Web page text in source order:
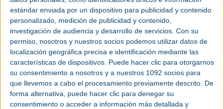
estándar enviada por un dispositivo para publicidad y contenido
personalizado, medición de publicidad y contenido,
investigación de audiencia y desarrollo de servicios. Con su
permiso, nosotros y nuestros socios podemos utilizar datos de
localización geográfica precisa e identificación mediante las
características de dispositivos. Puede hacer clic para otorgarnos
su consentimiento a nosotros y a nuestros 1092 socios para
que llevemos a cabo el procesamiento previamente descrito. De
forma alternativa, puede hacer clic para denegar su
consentimiento o acceder a información más detallada y
Lugar |Bizkaia (España)
Fecha |Lunes 2 marzo 2026 - Viernes 6
marzo 2026
Página web| biemh.bilbaoexhibitioncentre.com/
Contacto| Tel: +34 94 404 00 00 bec@bec.eu